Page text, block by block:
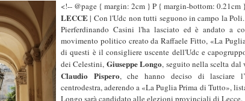
<!-- @page { margin: 2cm } P { margin-bottom: 0.21cm
LECCE| Con l'Udc non tutti seguono in campo la
Pierferdinando Casini l'ha lasciato ed è andato a
movimento politico creato da Raffaele Fitto, «La
di questi è il consigliere uscente dell'Udc e
dei Celestini, Giuseppe Longo, seguito nella scelta dal
Claudio Pispero, che hanno deciso di lasciare
centrodestra, aderendo a «La Puglia Prima di Tutto»,
Longo sarà candidato alle elezioni provinciali di Lecce.